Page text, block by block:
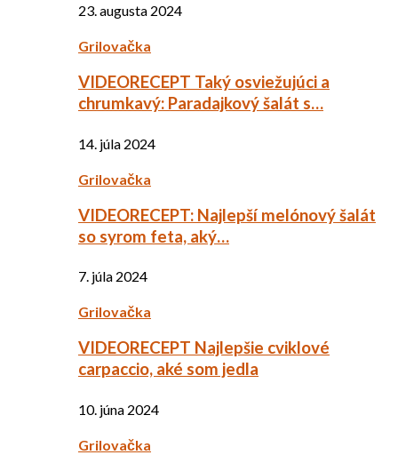
23. augusta 2024
Grilovačka
VIDEORECEPT Taký osviežujúci a
chrumkavý: Paradajkový šalát s…
14. júla 2024
Grilovačka
VIDEORECEPT: Najlepší melónový šalát
so syrom feta, aký…
7. júla 2024
Grilovačka
VIDEORECEPT Najlepšie cviklové
carpaccio, aké som jedla
10. júna 2024
Grilovačka